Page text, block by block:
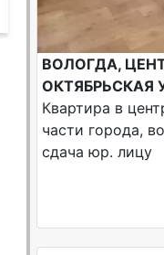
ВОЛОГДА,
ОКТЯБРЬСКАЯ
Квартира в
части города,
сдача юр. лицу